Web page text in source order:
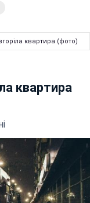
квартира (фото)
квартира